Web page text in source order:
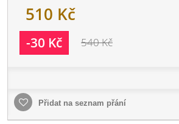
510 Kč
-30 Kč 540 Kč
Přidat na seznam přání